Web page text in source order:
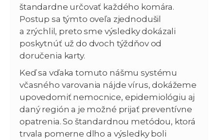
štandardne určovať každého komára.
Postup sa týmto oveľa zjednodušil
a zrýchlil, preto sme výsledky dokázali
poskytnúť už do dvoch týždňov od
doručenia karty.
Keď sa vďaka tomuto nášmu systému
včasného varovania nájde vírus, dokážeme
upovedomiť nemocnice, epidemiológiu aj
daný región a je možné prijať preventívne
opatrenia. So štandardnou metódou, ktorá
trvala pomerne dlho a výsledky boli